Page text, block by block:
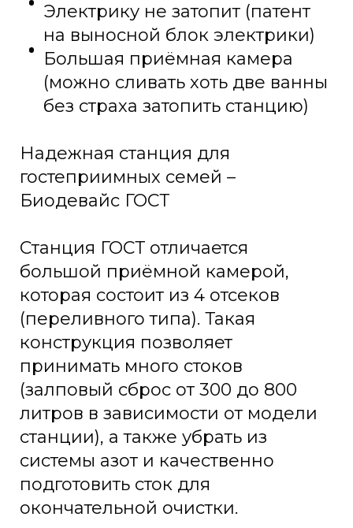
Электрику не затопит (патент
на выносной блок электрики)
Большая приёмная камера
(можно сливать хоть две ванны
без страха затопить станцию)
Надежная станция для
гостеприимных семей –
Биодевайс ГОСТ
Станция ГОСТ отличается
большой приёмной камерой,
которая состоит из 4 отсеков
(переливного типа). Такая
конструкция позволяет
принимать много стоков
(залповый сброс от 300 до 800
литров в зависимости от модели
станции), а также убрать из
системы азот и качественно
подготовить сток для
окончательной очистки.